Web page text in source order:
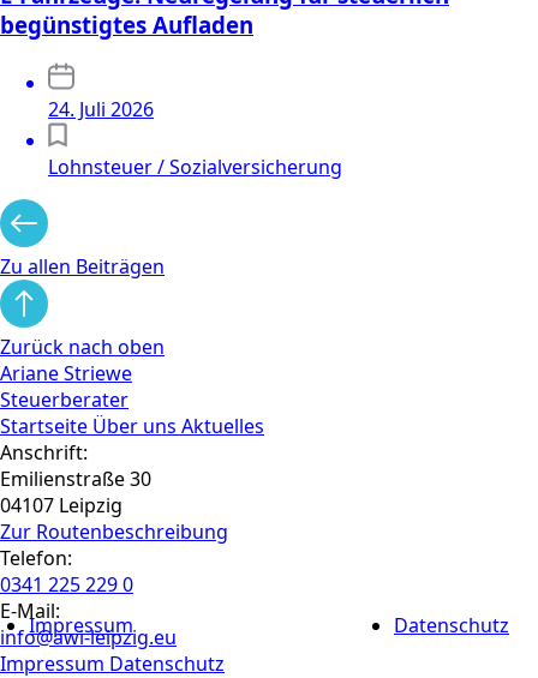
Impressum Datenschutz
begünstigtes Aufladen
24. Juli 2026
Lohnsteuer / Sozialversicherung
Zu allen Beiträgen
Zurück nach oben
Ariane Striewe
Steuerberater
Startseite Über uns Aktuelles
Anschrift:
Emilienstraße 30
04107 Leipzig
Zur Routen­beschreibung
Telefon:
0341 225 229 0
E-Mail:
info@awi-leipzig.eu
Impressum Datenschutz